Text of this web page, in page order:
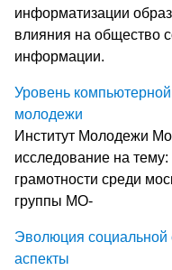
информатизации
влияния на общество
информации.
Уровень
молодежи
Институт Молодежи
исследование на
грамотности среди
группы МО-
Эволюция социальной
аспекты